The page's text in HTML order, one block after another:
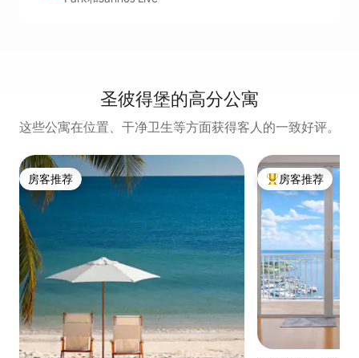
圣彼得堡的高分公寓
这些公寓在位置、干净卫生等方面获得客人的一致好评。
房客推荐
房客推荐 热门「房客推荐」
房客推荐